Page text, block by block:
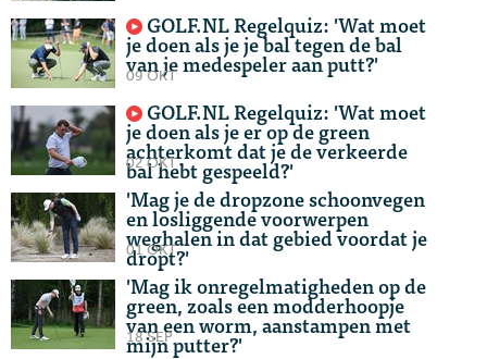
GOLF.NL Regelquiz: 'Wat moet
je doen als je je bal tegen de bal
van je medespeler aan putt?'
09 OKT
GOLF.NL Regelquiz: 'Wat moet
je doen als je er op de green
achterkomt dat je de verkeerde
bal hebt gespeeld?'
02 OKT
'Mag je de dropzone schoonvegen
en losliggende voorwerpen
weghalen in dat gebied voordat je
dropt?'
01 OKT
'Mag ik onregelmatigheden op de
green, zoals een modderhoopje
van een worm, aanstampen met
mijn putter?'
18 SEP